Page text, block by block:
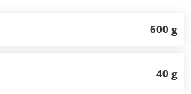
600 g
40 g